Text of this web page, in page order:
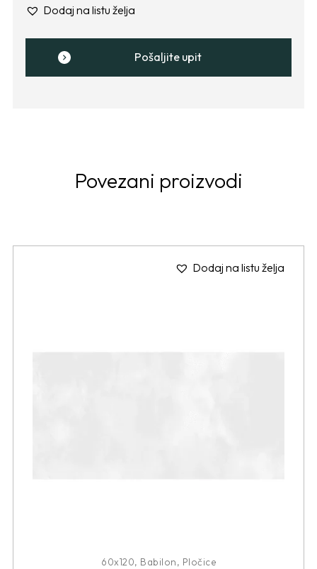
Dodaj na listu želja
Pošaljite upit
Povezani proizvodi
Dodaj na listu želja
60x120, Babilon, Pločice